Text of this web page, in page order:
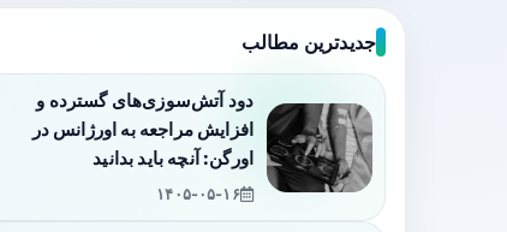
جدیدترین مطالب
دود آتش‌سوزی‌های گسترده و
افزایش مراجعه به اورژانس در
اورگن: آنچه باید بدانید
۱۴۰۵-۰۵-۱۶